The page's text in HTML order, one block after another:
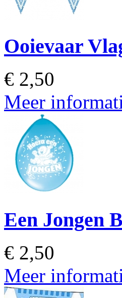
Ooievaar
€ 2,50
Meer
Een Jongen
€ 2,50
Meer